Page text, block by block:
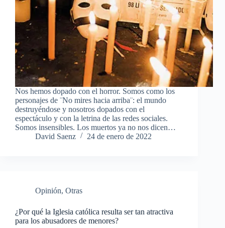
Nos hemos dopado con el horror. Somos como los
personajes de ¨No mires hacia arriba¨: el mundo
destruyéndose y nosotros dopados con el
espectáculo y con la letrina de las redes sociales.
Somos insensibles. Los muertos ya no nos dicen…
David Saenz
24 de enero de 2022
Opinión, Otras
¿Por qué la Iglesia católica resulta ser tan atractiva
para los abusadores de menores?